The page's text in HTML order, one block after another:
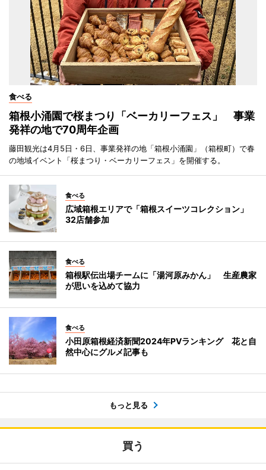
食べる
箱根小涌園で桜まつり「ベーカリーフェス」 事業
発祥の地で70周年企画
藤田観光は4月5日・6日、事業発祥の地「箱根小涌園」（箱根町）で春
の地域イベント「桜まつり・ベーカリーフェス」を開催する。
食べる
広域箱根エリアで「箱根スイーツコレクション」
32店舗参加
食べる
箱根駅伝出場チームに「湯河原みかん」 生産農家
が思いを込めて協力
食べる
小田原箱根経済新聞2024年PVランキング 花と自
然中心にグルメ記事も
もっと見る
買う